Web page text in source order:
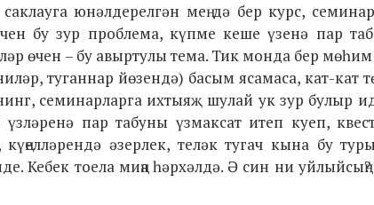
юнәлдерелгән мең дә бер курс,
бу зур проблема, күпме кеше үзенә пар
өчен – бу авыртулы тема. Тик монда бер
туганнар йөзендә) басым ясамаса, кат-кат
семинарларга ихтыяҗ шулай ук зур булыр
пар табуны үзмаксат итеп куеп,
әзерлек, теләк тугач кына бу
Кебек тоела миңа һәрхәлдә. Ә син ни